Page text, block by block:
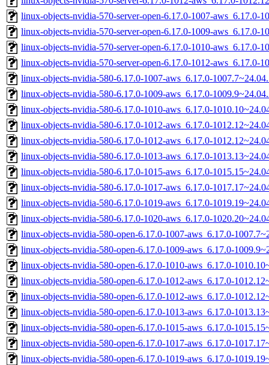
linux-objects-nvidia-570-server-open-6.17.0-1007-aws_6.17.0-
linux-objects-nvidia-570-server-open-6.17.0-1009-aws_6.17.0-
linux-objects-nvidia-570-server-open-6.17.0-1010-aws_6.17.0-
linux-objects-nvidia-570-server-open-6.17.0-1012-aws_6.17.0-
linux-objects-nvidia-580-6.17.0-1007-aws_6.17.0-
linux-objects-nvidia-580-6.17.0-1009-aws_6.17.0-
linux-objects-nvidia-580-6.17.0-1010-aws_6.17.0-
linux-objects-nvidia-580-6.17.0-1012-aws_6.17.0-
linux-objects-nvidia-580-6.17.0-1012-aws_6.17.0-
linux-objects-nvidia-580-6.17.0-1013-aws_6.17.0-
linux-objects-nvidia-580-6.17.0-1015-aws_6.17.0-
linux-objects-nvidia-580-6.17.0-1017-aws_6.17.0-
linux-objects-nvidia-580-6.17.0-1019-aws_6.17.0-
linux-objects-nvidia-580-6.17.0-1020-aws_6.17.0-
linux-objects-nvidia-580-open-6.17.0-1007-aws_6.17.0-
linux-objects-nvidia-580-open-6.17.0-1009-aws_6.17.0-
linux-objects-nvidia-580-open-6.17.0-1010-aws_6.17.0-
linux-objects-nvidia-580-open-6.17.0-1012-aws_6.17.0-
linux-objects-nvidia-580-open-6.17.0-1012-aws_6.17.0-
linux-objects-nvidia-580-open-6.17.0-1013-aws_6.17.0-
linux-objects-nvidia-580-open-6.17.0-1015-aws_6.17.0-
linux-objects-nvidia-580-open-6.17.0-1017-aws_6.17.0-
linux-objects-nvidia-580-open-6.17.0-1019-aws_6.17.0-